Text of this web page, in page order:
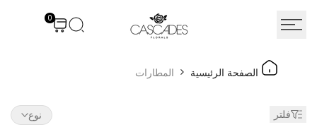
0
المطارات
الصفحة الرئيسية المطارات
فلتر نوع